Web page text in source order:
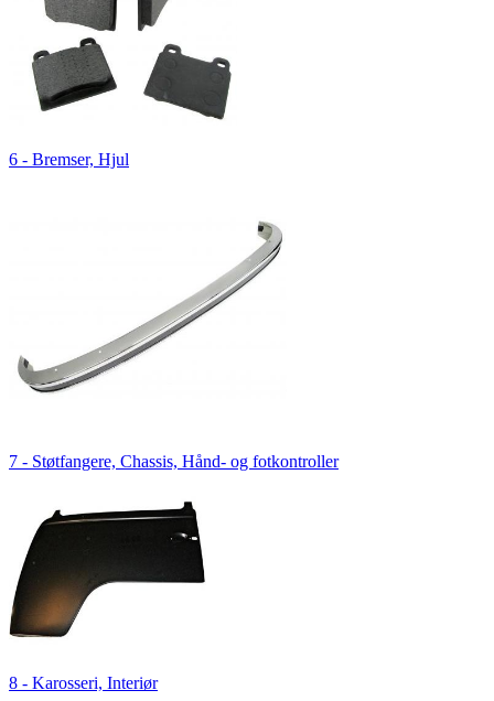
6 - Bremser, Hjul
7 - Støtfangere, Chassis, Hånd- og fotkontroller
8 - Karosseri, Interiør